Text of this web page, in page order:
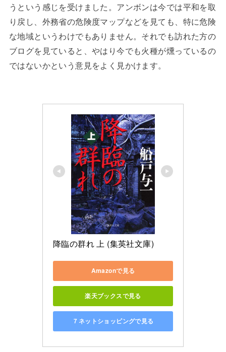
うという感じを受けました。アンボンは今では平和を取
り戻し、外務省の危険度マップなどを見ても、特に危険
な地域というわけでもありません。それでも訪れた方の
ブログを見ていると、やはり今でも火種が燻っているの
ではないかという意見をよく見かけます。
降臨の群れ 上 (集英社文庫)
Amazonで見る
楽天ブックスで見る
７ネットショッピングで見る